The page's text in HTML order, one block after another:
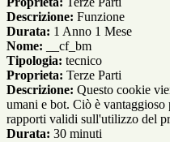
Descrizione: Funzione
Durata: 1 Anno 1 Mese
Nome: __cf_bm
Tipologia: tecnico
Proprieta: Terze Parti
Descrizione: Questo cookie
umani e bot. Ciò è
rapporti validi sull'utilizzo del
Durata: 30 minuti